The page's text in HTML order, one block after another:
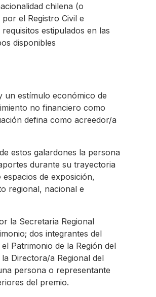
chilena (o
el Registro Civil e
estipulados en las
disponibles
un estímulo económico de
no financiero como
defina como acreedor/a
estos galardones la persona
durante su trayectoria
de exposición,
regional, nacional e
la Secretaria Regional
dos integrantes del
Patrimonio de la Región del
Directora/a Regional del
persona o representante
del premio.